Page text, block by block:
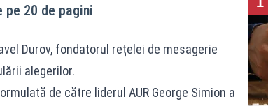
20 de pagini
Durov, fondatorul rețelei de mesagerie
alegerilor.
de către liderul AUR George Simion a